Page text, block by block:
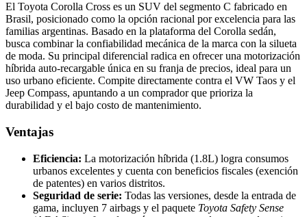
El Toyota Corolla Cross es un SUV del segmento C fabricado en
Brasil, posicionado como la opción racional por excelencia para las
familias argentinas. Basado en la plataforma del Corolla sedán,
busca combinar la confiabilidad mecánica de la marca con la silueta
de moda. Su principal diferencial radica en ofrecer una motorización
híbrida auto-recargable única en su franja de precios, ideal para un
uso urbano eficiente. Compite directamente contra el VW Taos y el
Jeep Compass, apuntando a un comprador que prioriza la
durabilidad y el bajo costo de mantenimiento.
Ventajas
Eficiencia: La motorización híbrida (1.8L) logra consumos
urbanos excelentes y cuenta con beneficios fiscales (exención
de patentes) en varios distritos.
Seguridad de serie: Todas las versiones, desde la entrada de
gama, incluyen 7 airbags y el paquete Toyota Safety Sense